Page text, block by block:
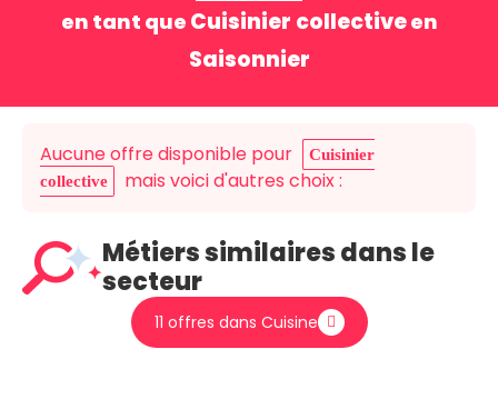
en tant que Cuisinier collectiveen
Saisonnier
Aucune offre disponible pour
Cuisinier
collective
mais voici d'autres choix :
Métiers similaires dans le
secteur
11 offres dans Cuisine